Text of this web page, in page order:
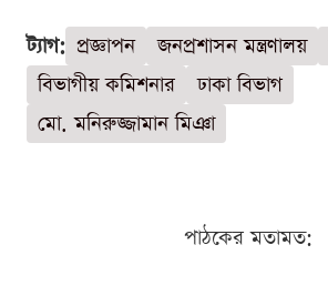
ট্যাগ: প্রজ্ঞাপন জনপ্রশাসন মন্ত্রণালয়
বিভাগীয় কমিশনার
ঢাকা বিভাগ
মো. মনিরুজ্জামান মিঞা
পাঠকের মতামত: